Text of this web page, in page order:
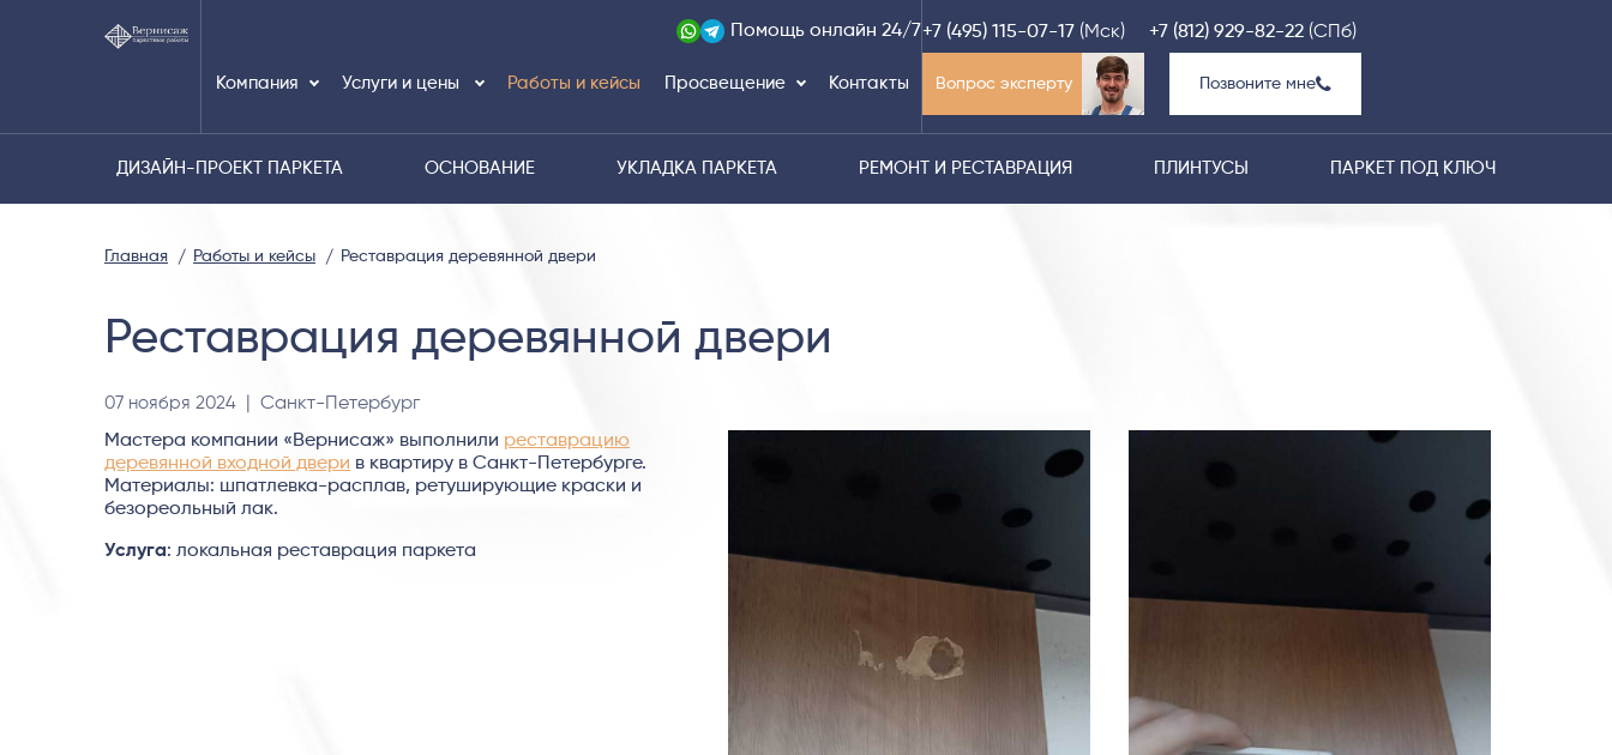
Компания Услуги и цены Работы и кейсы Просвещение Контакты
Помощь онлайн 24/7+7 (495) 115-07-17 (Мск) +7 (812) 929-82-22 (СПб)
Вопрос эксперту Позвоните мне
ДИЗАЙН-ПРОЕКТ ПАРКЕТА ОСНОВАНИЕ УКЛАДКА ПАРКЕТА РЕМОНТ И РЕСТАВРАЦИЯ ПЛИНТУСЫ ПАРКЕТ ПОД КЛЮЧ
Главная Работы и кейсы Реставрация деревянной двери
Реставрация деревянной двери
07 ноября 2024 | Санкт-Петербург
Мастера компании «Вернисаж» выполнили реставрацию
деревянной входной двери в квартиру в Санкт-Петербурге.
Материалы: шпатлевка-расплав, ретуширующие краски и
безореольный лак.
Услуга: локальная реставрация паркета